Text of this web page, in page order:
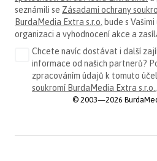
seznámili se Zásadami ochrany
BurdaMedia Extra s.r.o. bude s
organizaci a vyhodnocení akce a
Chcete navíc dostávat i další
informace od našich partnerů?
zpracováním údajů k tomuto
soukromí BurdaMedia Extra s.r.o.
© 2003—2026